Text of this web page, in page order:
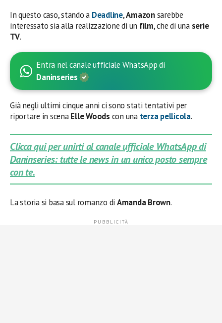
In questo caso, stando a Deadline,Amazonsarebbe
interessato sia alla realizzazione di un film, che di una serie
TV.
Entra nel canale ufficiale WhatsApp di
Daninseries
Già negli ultimi cinque anni ci sono stati tentativi per
riportare in scenaElleWoods con una terza pellicola.
Clicca qui per unirti al canale ufficiale WhatsApp di
Daninseries: tutte le news in un unico posto sempre
con te.
La storia si basa sul romanzo di Amanda Brown.